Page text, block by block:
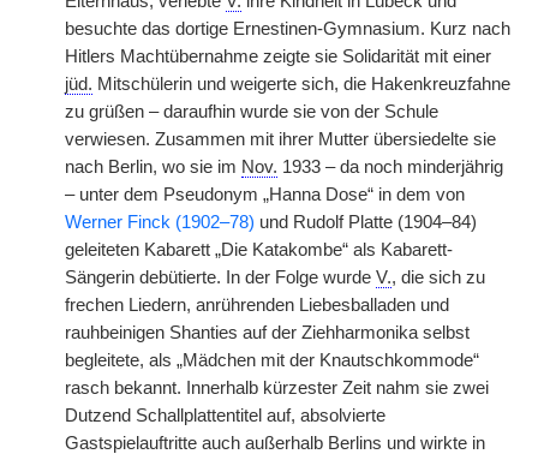
besuchte das dortige Ernestinen-Gymnasium. Kurz nach
Hitlers Machtübernahme zeigte sie Solidarität mit einer
jüd. Mitschülerin und weigerte sich, die Hakenkreuzfahne
zu grüßen – daraufhin wurde sie von der Schule
verwiesen. Zusammen mit ihrer Mutter übersiedelte sie
nach Berlin, wo sie im Nov. 1933 – da noch minderjährig
– unter dem Pseudonym „Hanna Dose“ in dem von
Werner Finck (1902–78) und Rudolf Platte (1904–84)
geleiteten Kabarett „Die Katakombe“ als Kabarett-
Sängerin debütierte. In der Folge wurde V., die sich zu
frechen Liedern, anrührenden Liebesballaden und
rauhbeinigen Shanties auf der Ziehharmonika selbst
begleitete, als „Mädchen mit der Knautschkommode“
rasch bekannt. Innerhalb kürzester Zeit nahm sie zwei
Dutzend Schallplattentitel auf, absolvierte
Gastspielauftritte auch außerhalb Berlins und wirkte in